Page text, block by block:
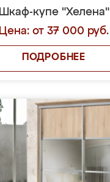
Шкаф-купе "Хелена"
Цена: от 37 000 руб.
ПОДРОБНЕЕ